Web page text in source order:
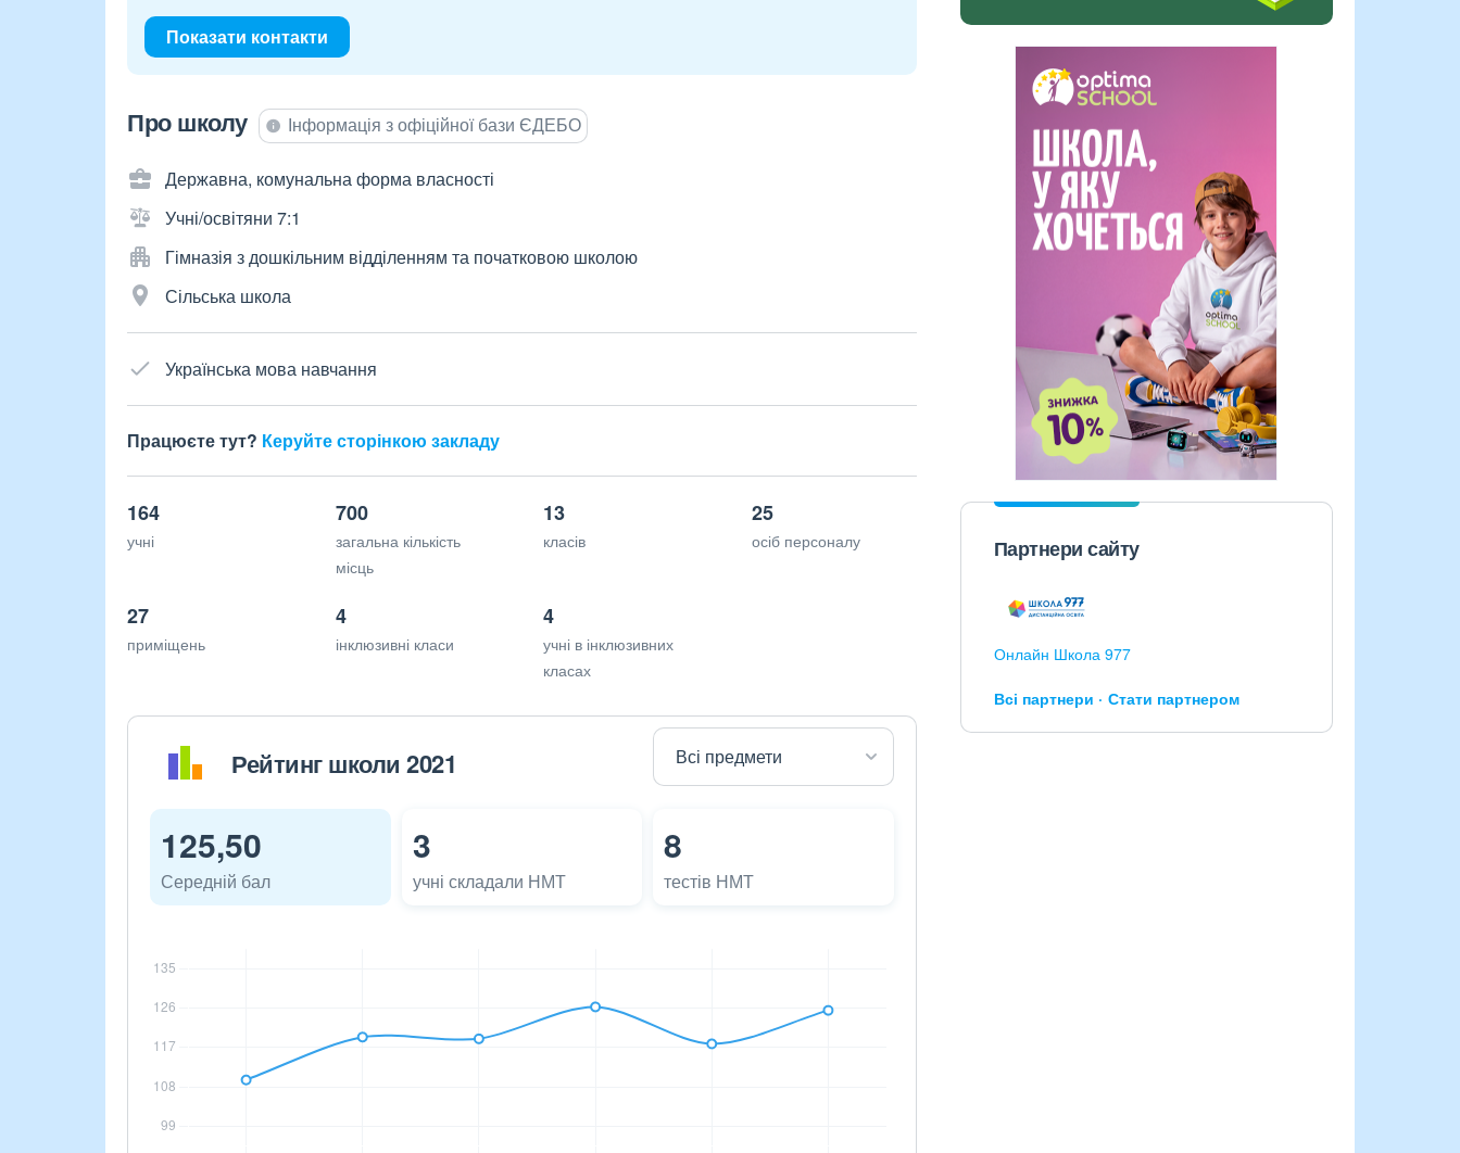
Показати контакти
Про школу Інформація з офіційної бази ЄДЕБО
Державна, комунальна форма власності
Учні/освітяни 7:1
Гімназія з дошкільним відділенням та початковою школою
Сільська школа
Українська мова навчання
Працюєте тут? Керуйте сторінкою закладу
164
учні
700
загальна кількість
місць
13
класів
25
осіб персоналу
27
приміщень
4
інклюзивні класи
4
учні в інклюзивних
класах
Рейтинг школи 2021
125,50
Середній бал
3
учні складали НМТ
8
тестів НМТ
Партнери сайту
Онлайн Школа 977
Всі партнери Стати партнером